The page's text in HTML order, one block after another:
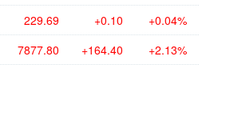
229.69 +0.10 +0.04%
7877.80 +164.40 +2.13%